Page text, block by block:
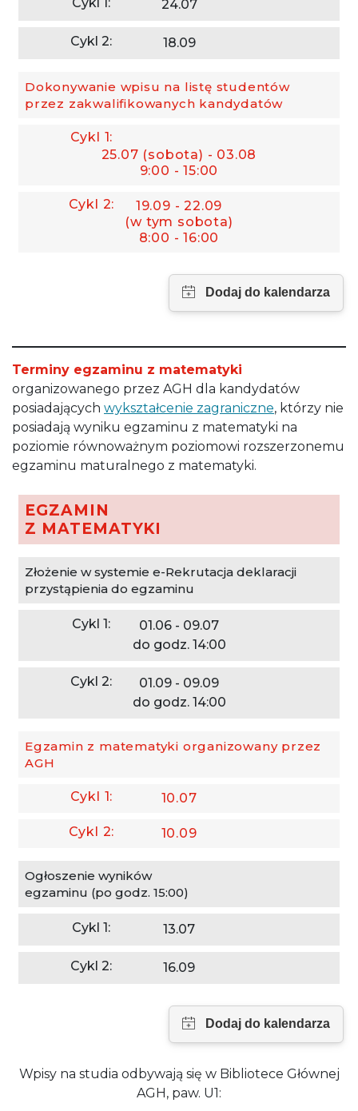
24.07
18.09
Dokonywanie wpisu na listę studentów
przez zakwalifikowanych kandydatów
25.07 (sobota) - 03.08
9:00 - 15:00
19.09 - 22.09
(w tym sobota)
8:00 - 16:00
Terminy egzaminu z matematyki
organizowanego przez AGH dla kandydatów
posiadających wykształcenie zagraniczne, którzy nie
posiadają wyniku egzaminu z matematyki na
poziomie równoważnym poziomowi rozszerzonemu
egzaminu maturalnego z matematyki.
EGZAMIN
Z MATEMATYKI
Złożenie w systemie e-Rekrutacja deklaracji
przystąpienia do egzaminu
01.06 - 09.07
do godz. 14:00
01.09 - 09.09
do godz. 14:00
Egzamin z matematyki organizowany przez
AGH
10.07
10.09
Ogłoszenie wyników
egzaminu (po godz. 15:00)
13.07
16.09
Wpisy na studia odbywają się w Bibliotece Głównej
AGH, paw. U1: